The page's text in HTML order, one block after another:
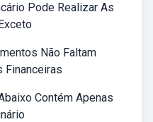
Pode Realizar As
Não Faltam
Financeiras
Contém Apenas